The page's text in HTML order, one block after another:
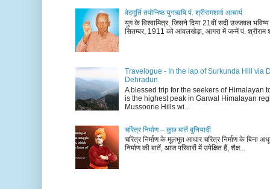
वेदमूर्ति तपोनिष्ठ युगऋषि पं. श्रीरामशर्मा आचार्य
युग के विश्वामित्र, जिसने दिया 21वीं सदी उज्जवल भविष्य
सितम्बर, 1911 को आंवलखेड़ा, आगरा में जन्में पं. श्रीराम
Travelogue - In the lap of Surkunda Hill via
Dehradun
A blessed trip for the seekers of Himalayan
is the highest peak in Garwal Himalayan
Mussoorie Hills wi...
चरित्र निर्माण – कुछ बातें बुनियादी
चरित्र निर्माण के मूलभूत आधार चरित्र निर्माण के बिना
निर्माण की बातें, आज परिवारों में उपेक्षित हैं, शैक्ष...